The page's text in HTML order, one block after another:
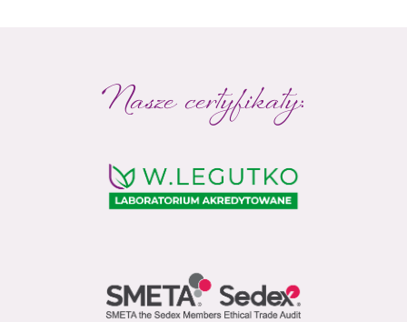
Nasze certyfikaty: